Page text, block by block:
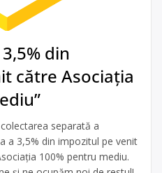
din
către Asociația
separată a
a 3,5% din impozitul pe venit
100% pentru mediu.